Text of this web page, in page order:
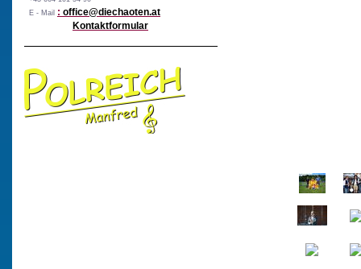
E - Mail : office@diechaoten.at
Kontaktformular